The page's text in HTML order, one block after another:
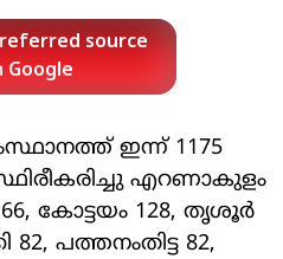
source
Google
ഇന്ന് 1175
എറണാകുളം
കോട്ടയം 128, തൃശൂര്‍
82, പത്തനംതിട്ട 82,